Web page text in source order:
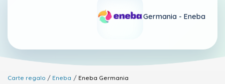
Germania - Eneba
Carte regalo Eneba Eneba Germania